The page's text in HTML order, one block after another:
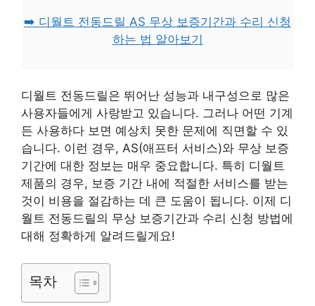
➡️ 디월트 전동드릴 AS 무상 보증기간과 수리 신청
하는 법 알아보기
디월트 전동드릴은 뛰어난 성능과 내구성으로 많은
사용자들에게 사랑받고 있습니다. 그러나 어떤 기계
든 사용하다 보면 예상치 못한 문제에 직면할 수 있
습니다. 이런 경우, AS(애프터 서비스)와 무상 보증
기간에 대한 정보는 매우 중요합니다. 특히 디월트
제품의 경우, 보증 기간 내에 적절한 서비스를 받는
것이 비용을 절감하는 데 큰 도움이 됩니다. 이제 디
월트 전동드릴의 무상 보증기간과 수리 신청 방법에
대해 정확하게 알려드릴게요!
목차